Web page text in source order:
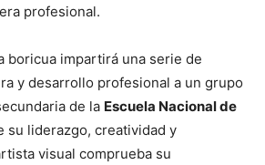
profesional.
boricua impartirá una serie de
y desarrollo profesional a un grupo
de la Escuela Nacional de
su liderazgo, creatividad y
visual comprueba su